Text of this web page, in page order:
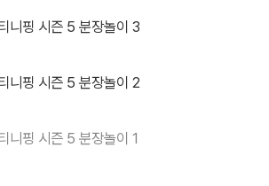
니핑 시즌 5 분장놀이 3
니핑 시즌 5 분장놀이 2
니핑 시즌 5 분장놀이 1